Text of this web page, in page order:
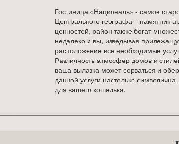
Гостиница «Националь» - самое
Центрального географа – памятник
ценностей, район также богат
недалеко и вы, изведывая
расположение все необходимые
Различность атмосфер домов и
ваша вылазка может сорваться и
данной услуги настолько символична,
для вашего кошелька.